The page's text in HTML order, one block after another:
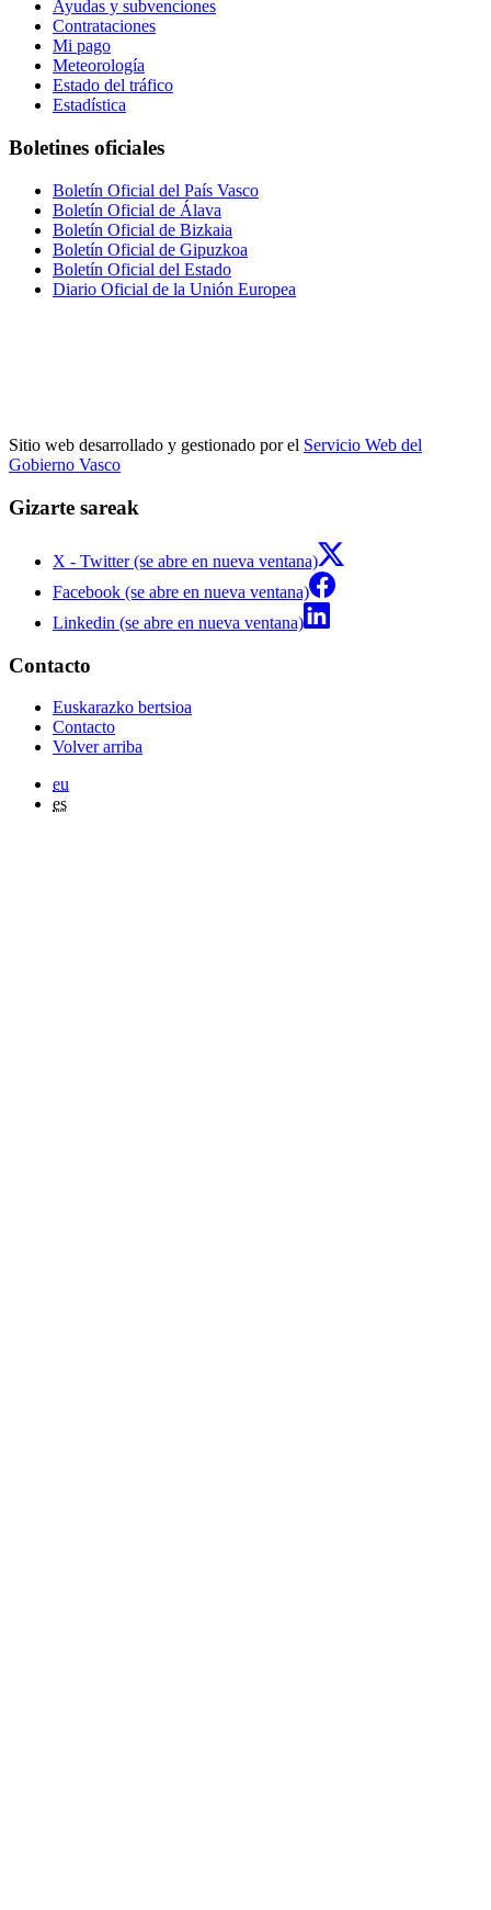
Ayudas y subvenciones
Contrataciones
Mi pago
Meteorología
Estado del tráfico
Estadística
Boletines oficiales
Boletín Oficial del País Vasco
Boletín Oficial de Álava
Boletín Oficial de Bizkaia
Boletín Oficial de Gipuzkoa
Boletín Oficial del Estado
Diario Oficial de la Unión Europea
Sitio web desarrollado y gestionado por el Servicio Web del
Gobierno Vasco
Gizarte sareak
X - Twitter (se abre en nueva ventana)
Facebook (se abre en nueva ventana)
Linkedin (se abre en nueva ventana)
Contacto
Euskarazko bertsioa
Contacto
Volver arriba
eu
es